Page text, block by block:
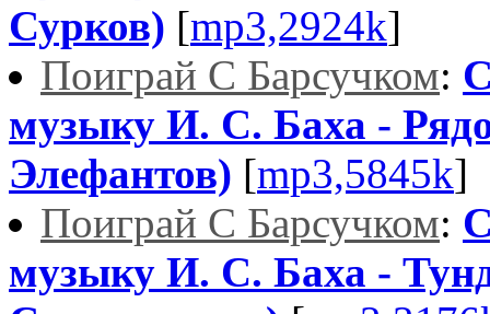
Сурков) [mp3,2924k]
Поиграй С Барсучком:
музыку И. С. Баха -
Элефантов) [mp3,5845k]
Поиграй С Барсучком:
музыку И. С. Баха -